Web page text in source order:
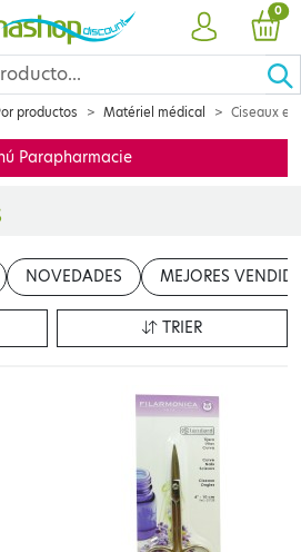
CUENTA
0
productos Matériel médical Ciseaux et
Parapharmacie
NOVEDADES MEJORES
TRIER